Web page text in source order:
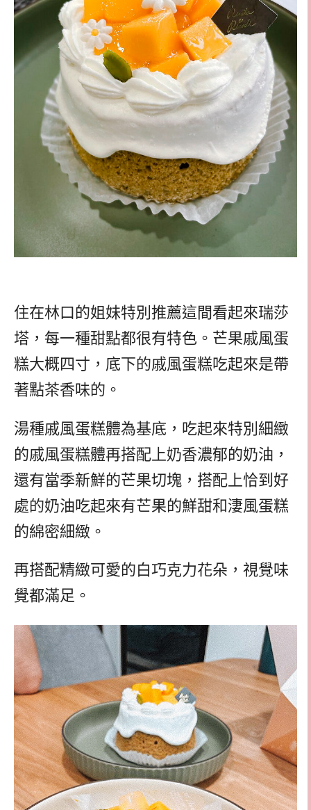
住在林口的姐妹特別推薦這間看起來瑞莎
塔，每一種甜點都很有特色。芒果戚風蛋
糕大概四寸，底下的戚風蛋糕吃起來是帶
著點茶香味的。
湯種戚風蛋糕體為基底，吃起來特別細緻
的戚風蛋糕體再搭配上奶香濃郁的奶油，
還有當季新鮮的芒果切塊，搭配上恰到好
處的奶油吃起來有芒果的鮮甜和淒風蛋糕
的綿密細緻。
再搭配精緻可愛的白巧克力花朵，視覺味
覺都滿足。